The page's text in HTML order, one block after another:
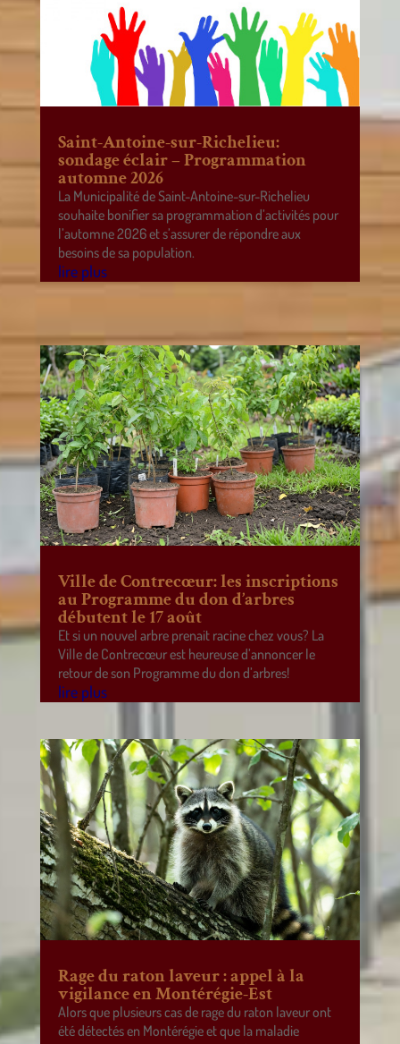
Saint-Antoine-sur-Richelieu:
sondage éclair – Programmation
automne 2026
La Municipalité de Saint-Antoine-sur-Richelieu
souhaite bonifier sa programmation d’activités pour
l’automne 2026 et s’assurer de répondre aux
besoins de sa population.
lire plus
Ville de Contrecœur: les inscriptions
au Programme du don d’arbres
débutent le 17 août
Et si un nouvel arbre prenait racine chez vous? La
Ville de Contrecœur est heureuse d’annoncer le
retour de son Programme du don d’arbres!
lire plus
Rage du raton laveur : appel à la
vigilance en Montérégie-Est
Alors que plusieurs cas de rage du raton laveur ont
été détectés en Montérégie et que la maladie